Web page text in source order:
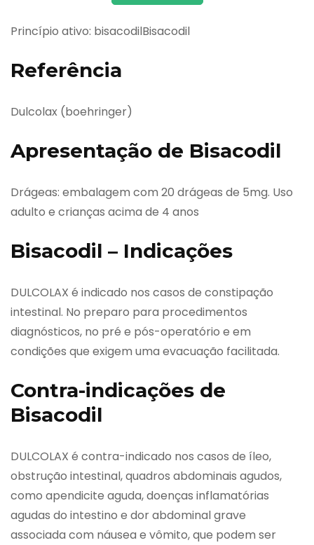
Princípio ativo: bisacodilBisacodil
Referência
Dulcolax (boehringer)
Apresentação de Bisacodil
Drágeas: embalagem com 20 drágeas de 5mg. Uso
adulto e crianças acima de 4 anos
Bisacodil – Indicações
DULCOLAX é indicado nos casos de constipação
intestinal. No preparo para procedimentos
diagnósticos, no pré e pós-operatório e em
condições que exigem uma evacuação facilitada.
Contra-indicações de
Bisacodil
DULCOLAX é contra-indicado nos casos de íleo,
obstrução intestinal, quadros abdominais agudos,
como apendicite aguda, doenças inflamatórias
agudas do intestino e dor abdominal grave
associada com náusea e vômito, que podem ser